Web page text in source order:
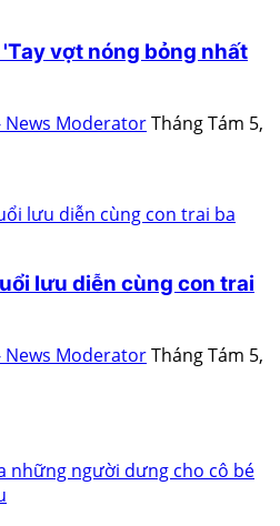
'Tay vợt nóng bỏng nhất
News ModeratorTháng Tám 5,
lưu diễn cùng con trai
News ModeratorTháng Tám 5,